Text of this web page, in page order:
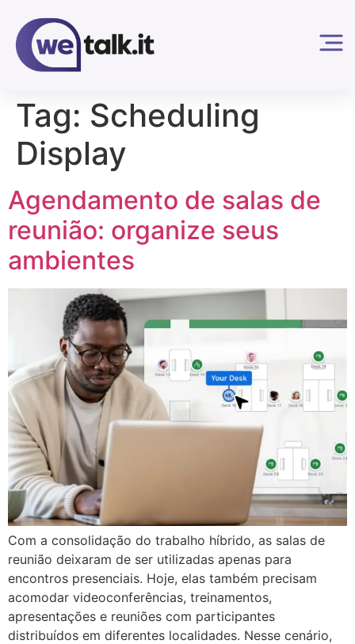
Tag: Scheduling
Display
Agendamento de salas de
reunião: organize seus
ambientes
Com a consolidação do trabalho híbrido, as salas de
reunião deixaram de ser utilizadas apenas para
encontros presenciais. Hoje, elas também precisam
acomodar videoconferências, treinamentos,
apresentações e reuniões com participantes
distribuídos em diferentes localidades. Nesse cenário,